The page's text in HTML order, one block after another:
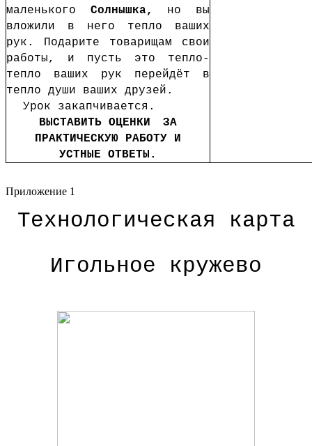
маленького Солнышка, но вы
вложили в него тепло ваших
рук. Подарите товарищам свои
работы, и пусть это тепло-
тепло ваших рук перейдёт в
тепло души ваших друзей.
Урок закапчивается.
ВЫСТАВИТЬ ОЦЕНКИ
ЗА
ПРАКТИЧЕСКУЮ РАБОТУ И
УСТНЫЕ ОТВЕТЫ.
Приложение 1
Технологическая карта
Игольное кружево